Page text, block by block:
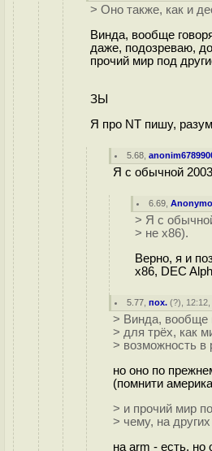
> Оно также, как и
Винда, вообще
даже, подозреваю,
прочий мир под
ЗЫ
Я про NT пишу,
5.68 ,
Я с обычной
6.69 ,
> Я с
> не х86).
Верно, я и
x86, DEC
5.77 ,пох. (?),
> Винда, вообще
> для трёх, как
> возможность в
но оно по
(помнити
> и прочий мир
> чему, на
на arm - есть, но